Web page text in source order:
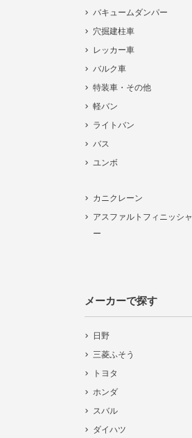
バキュームダンパー
穴掘建柱車
レッカー車
バルク車
特装車・その他
軽バン
ライトバン
バス
ユンボ
カニクレーン
アスファルトフィニッシャ
ー
メーカーで探す
日野
三菱ふそう
トヨタ
ホンダ
スバル
ダイハツ